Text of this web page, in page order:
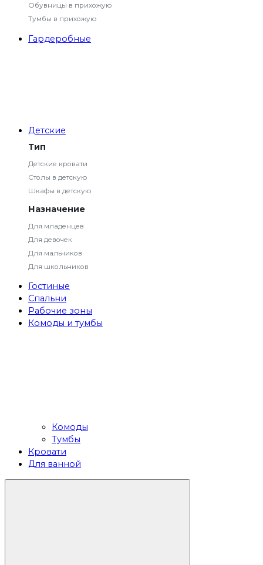
Обувницы в прихожую
Тумбы в прихожую
Гардеробные
Детские
Тип
Детские кровати
Столы в детскую
Шкафы в детскую
Назначение
Для младенцев
Для девочек
Для мальчиков
Для школьников
Гостиные
Спальни
Рабочие зоны
Комоды и тумбы
Комоды
Тумбы
Кровати
Для ванной